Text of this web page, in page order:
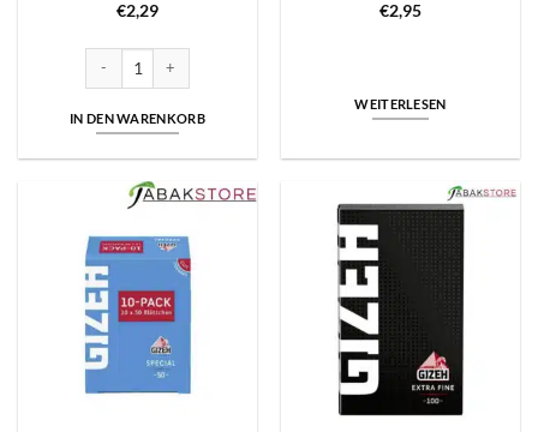
€2,29
IN DEN WARENKORB
€2,95
WEITERLESEN